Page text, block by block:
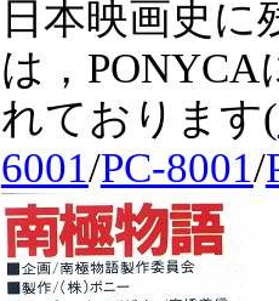
日本映画史
は，
れております(
6001/PC-8001/